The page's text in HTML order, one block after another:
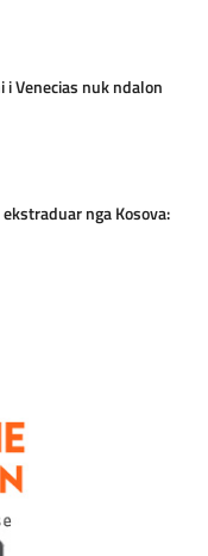
Venecias nuk ndalon
nga Kosova: